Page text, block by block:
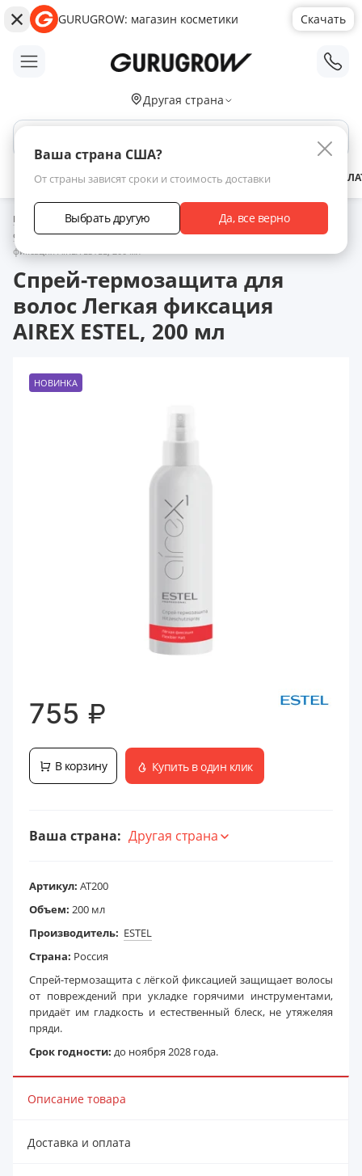
GURUGROW: магазин косметики Скачать
Другая страна
Ваша страна США?
От страны зависят сроки и стоимость доставки
Выбрать другую Да, все верно
АКЦИИ НОВИНКИБРЕНДЫЗАРАБОТАТЬ С НАМИ
Главная Каталог товаров Уход за волосами
Средства для
фиксации и укладки волос
Спрей-термозащита для волос Легкая
фиксация AIREX ESTEL, 200 мл
Спрей-термозащита для
волос Легкая фиксация
AIREX ESTEL, 200 мл
НОВИНКА
755 ₽
В корзину Купить в один клик
Ваша страна: Другая страна
Артикул: AT200
Объем: 200 мл
Производитель: ESTEL
Страна: Россия
Спрей-термозащита с лёгкой фиксацией защищает волосы
от повреждений при укладке горячими инструментами,
придаёт им гладкость и естественный блеск, не утяжеляя
пряди.
Срок годности: до ноября 2028 года.
Описание товара
Доставка и оплата